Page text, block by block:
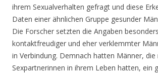
ihrem Sexualverhalten gefragt und diese
Daten einer ähnlichen Gruppe gesunder
Die Forscher setzten die Angaben besonders
kontaktfreudiger und eher verklemmter
in Verbindung. Demnach hatten Männer, die
Sexpartnerinnen in ihrem Leben hatten, ein